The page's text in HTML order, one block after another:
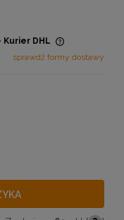
Kurier DHL
płatności
sprawdź formy dostawy